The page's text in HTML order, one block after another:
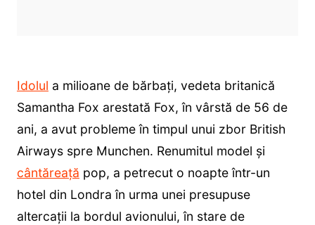
Idolul a milioane de bărbați, vedeta britanică
Samantha Fox arestată Fox, în vârstă de 56 de
ani, a avut probleme în timpul unui zbor British
Airways spre Munchen. Renumitul model și
cântăreață pop, a petrecut o noapte într-un
hotel din Londra în urma unei presupuse
altercații la bordul avionului, în stare de